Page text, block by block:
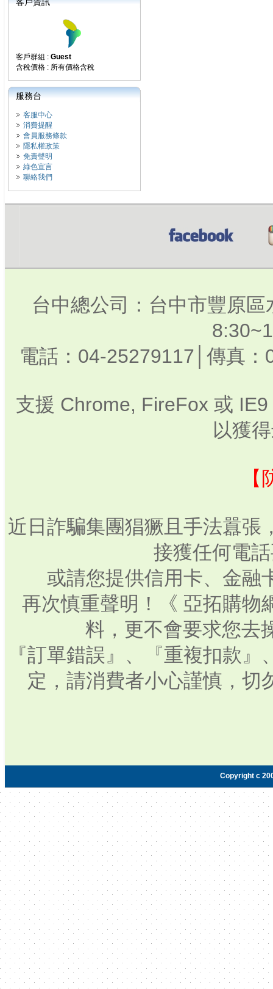
客戶群組 : Guest
含稅價格 : 所有價格含稅
服務台
客服中心
消費提醒
會員服務條款
隱私權政策
免責聲明
綠色宣言
聯絡我們
台中總公司：台中市豐原
電話：04-25279117│傳真
支援 Chrome, FireFox 或
以獲
近日詐騙集團猖獗且手法囂張
接獲任何電
或請您提供信用卡、金融
再次慎重聲明！《 亞拓購物
料，更不會要求您去
『訂單錯誤』、『重複扣款
定，請消費者小心謹慎，切
Copyright c